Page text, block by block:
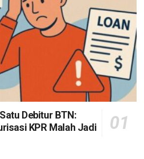
Debitur BTN:
KPR Malah Jadi